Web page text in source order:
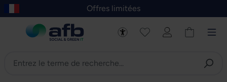
au contenu principal
Skip to B2B platform navigation
Offres limitées